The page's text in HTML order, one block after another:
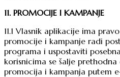
11. PROMOCIJE I KAMPANJE
11.1 Vlasnik aplikacije ima
promocije i kampanje radi
programa i uspostaviti
korisnicima se šalje
promocija i kampanja putem